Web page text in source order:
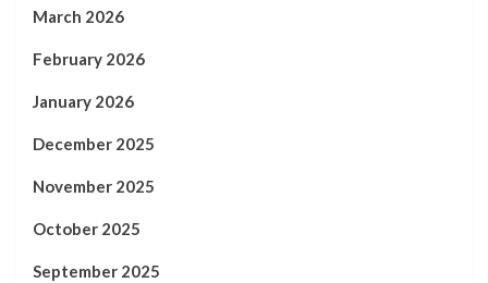
March 2026
February 2026
January 2026
December 2025
November 2025
October 2025
September 2025